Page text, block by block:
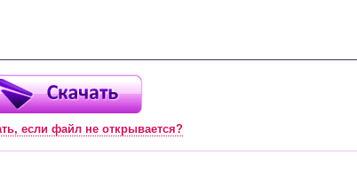
если файл не открывается?